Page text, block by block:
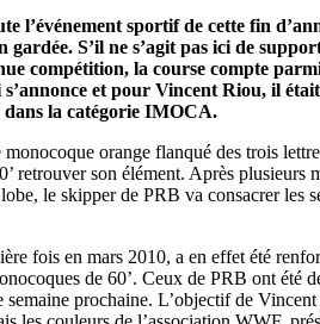
l’événement sportif de cette fin
S’il ne s’agit pas ici de
compétition, la course compte
et pour Vincent Riou, il
la catégorie IMOCA.
orange flanqué des trois
son élément. Après
le skipper de PRB va consacrer
fois en mars 2010, a en effet été
de 60’. Ceux de PRB ont
prochaine. L’objectif de